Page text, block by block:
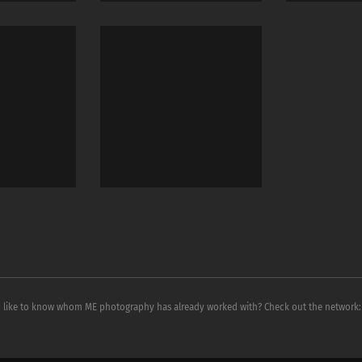
to know whom ME photography has already worked with? Check out the network: